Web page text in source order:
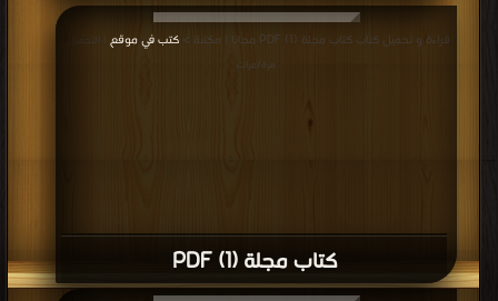
كتاب مجلة (1) PDF
قراءة و تحميل كتاب كتاب مجلة (1) PDF مجانا | مكتبة > كتب في موقع
| التحميل :
مرة/مرات